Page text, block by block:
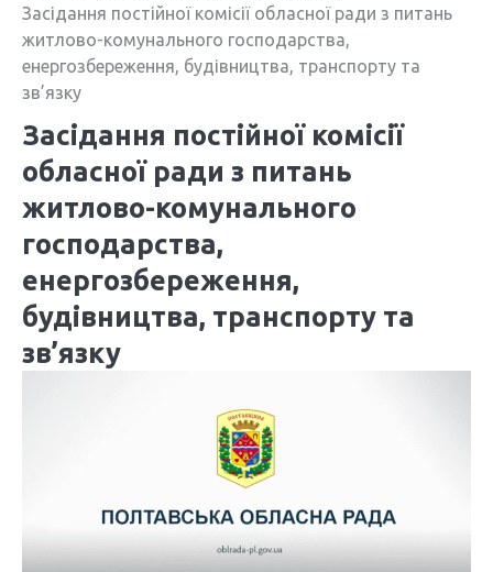
Засідання постійної комісії обласної ради з питань
житлово-комунального господарства,
енергозбереження, будівництва, транспорту та
зв’язку
Засідання постійної комісії
обласної ради з питань
житлово-комунального
господарства,
енергозбереження,
будівництва, транспорту та
зв’язку